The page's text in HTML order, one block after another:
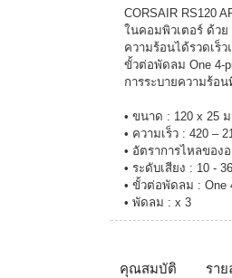
CORSAIR RS120
ในคอมพิวเตอร์ ด้วย
ความร้อนได้รวดเร็
ขั้วต่อพัดลม One 4-
การระบายความร้อ
• ขนาด : 120 x 25
• ความเร็ว : 420 –
• อัตราการไหลของ
• ระดับเสียง : 10 -
• ขั้วต่อพัดลม : One
• พัดลม : x 3
คุณสมบัติ รา